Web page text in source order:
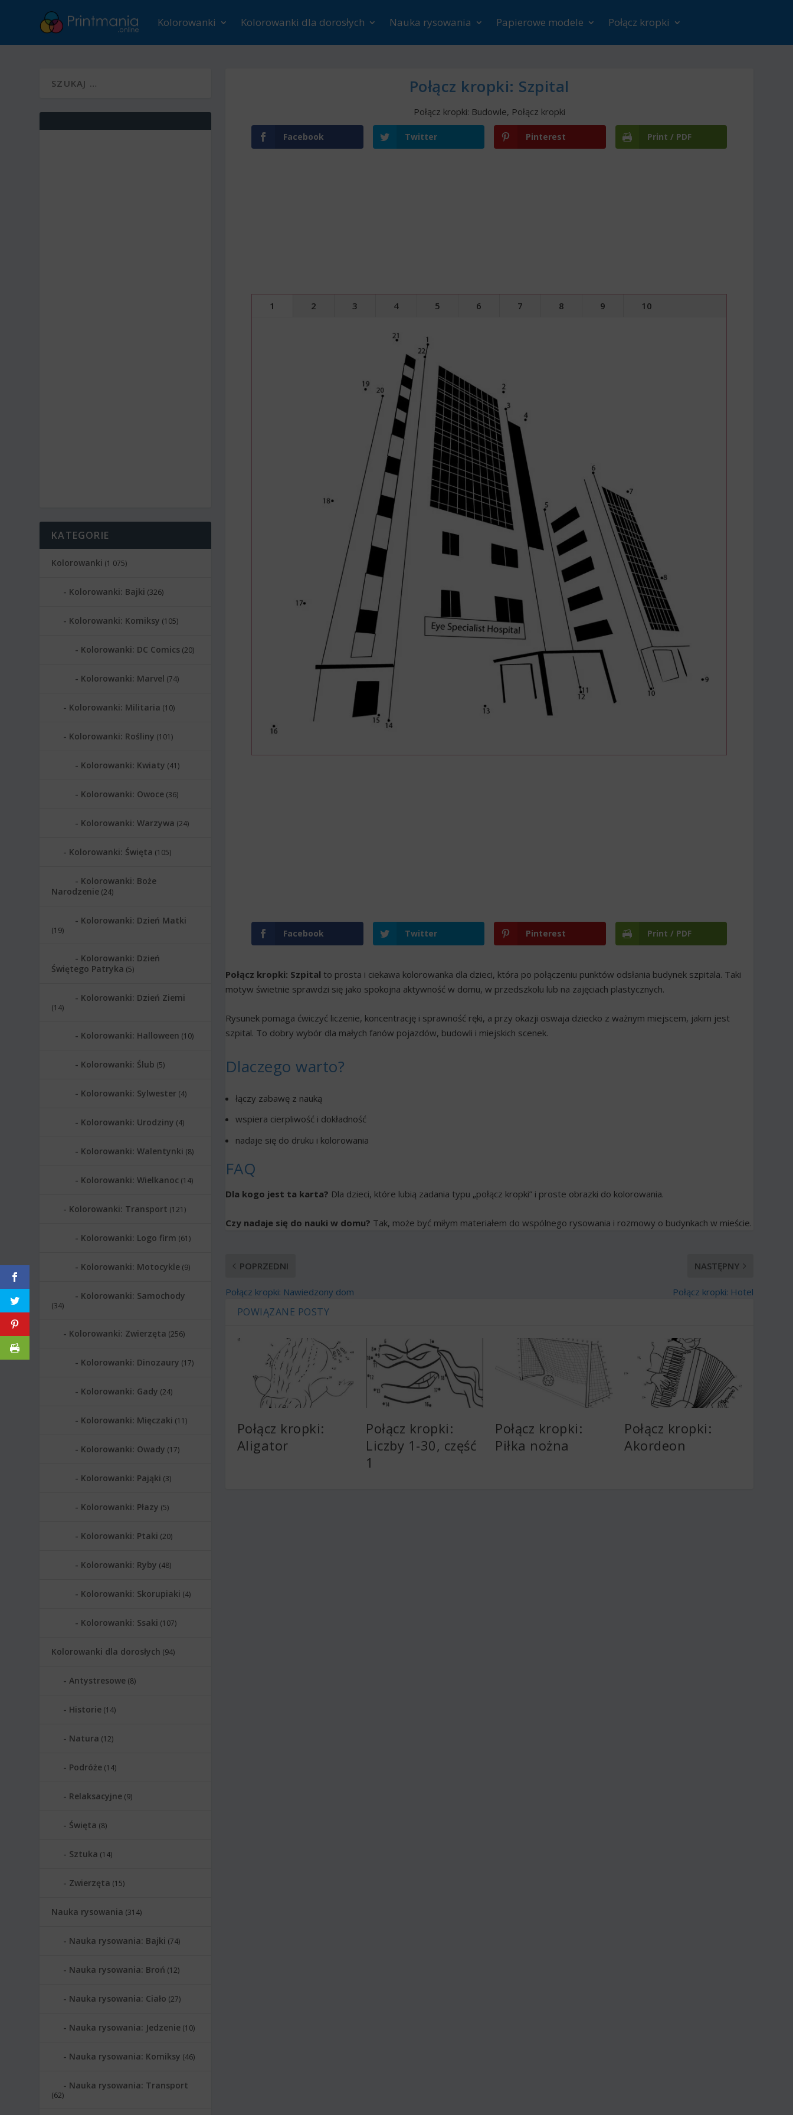
Kolorowanki Kolorowanki dla dorosłych Nauka rysowania Papierowe modele Połącz kropki
Połącz kropki: Szpital
Połącz kropki: Budowle, Połącz kropki
Facebook Twitter Pinterest Print / PDF
1 2 3 4 5 6 7 8 9 10
Facebook Twitter Pinterest Print / PDF
Połącz kropki: Szpital to prosta i ciekawa kolorowanka dla dzieci, która po połączeniu punktów odsłania budynek szpitala. Taki
motyw świetnie sprawdzi się jako spokojna aktywność w domu, w przedszkolu lub na zajęciach plastycznych.
Rysunek pomaga ćwiczyć liczenie, koncentrację i sprawność ręki, a przy okazji oswaja dziecko z ważnym miejscem, jakim jest
szpital. To dobry wybór dla małych fanów pojazdów, budowli i miejskich scenek.
Dlaczego warto?
łączy zabawę z nauką
wspiera cierpliwość i dokładność
nadaje się do druku i kolorowania
FAQ
Dla kogo jest ta karta? Dla dzieci, które lubią zadania typu „połącz kropki” i proste obrazki do kolorowania.
Czy nadaje się do nauki w domu? Tak, może być miłym materiałem do wspólnego rysowania i rozmowy o budynkach w mieście.
POPRZEDNI
Połącz kropki: Nawiedzony dom
NASTĘPNY
Połącz kropki: Hotel
POWIĄZANE POSTY
Połącz kropki:
Aligator
Połącz kropki:
Liczby 1-30, część
1
Połącz kropki:
Piłka nożna
Połącz kropki:
Akordeon
KATEGORIE
Kolorowanki (1 075)
Kolorowanki: Bajki (326)
Kolorowanki: Komiksy (105)
Kolorowanki: DC Comics (20)
Kolorowanki: Marvel (74)
Kolorowanki: Militaria (10)
Kolorowanki: Rośliny (101)
Kolorowanki: Kwiaty (41)
Kolorowanki: Owoce (36)
Kolorowanki: Warzywa (24)
Kolorowanki: Święta (105)
Kolorowanki: Boże
Narodzenie (24)
Kolorowanki: Dzień Matki
(19)
Kolorowanki: Dzień
Świętego Patryka (5)
Kolorowanki: Dzień Ziemi
(14)
Kolorowanki: Halloween (10)
Kolorowanki: Ślub (5)
Kolorowanki: Sylwester (4)
Kolorowanki: Urodziny (4)
Kolorowanki: Walentynki (8)
Kolorowanki: Wielkanoc (14)
Kolorowanki: Transport (121)
Kolorowanki: Logo firm (61)
Kolorowanki: Motocykle (9)
Kolorowanki: Samochody
(34)
Kolorowanki: Zwierzęta (256)
Kolorowanki: Dinozaury (17)
Kolorowanki: Gady (24)
Kolorowanki: Mięczaki (11)
Kolorowanki: Owady (17)
Kolorowanki: Pająki (3)
Kolorowanki: Płazy (5)
Kolorowanki: Ptaki (20)
Kolorowanki: Ryby (48)
Kolorowanki: Skorupiaki (4)
Kolorowanki: Ssaki (107)
Kolorowanki dla dorosłych (94)
Antystresowe (8)
Historie (14)
Natura (12)
Podróże (14)
Relaksacyjne (9)
Święta (8)
Sztuka (14)
Zwierzęta (15)
Nauka rysowania (314)
Nauka rysowania: Bajki (74)
Nauka rysowania: Broń (12)
Nauka rysowania: Ciało (27)
Nauka rysowania: Jedzenie (10)
Nauka rysowania: Komiksy (46)
Nauka rysowania: Transport
(62)